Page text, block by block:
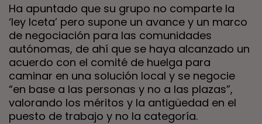
Ha apuntado que su grupo no comparte la
‘ley Iceta’ pero supone un avance y un marco
de negociación para las comunidades
autónomas, de ahí que se haya alcanzado un
acuerdo con el comité de huelga para
caminar en una solución local y se negocie
“en base a las personas y no a las plazas”,
valorando los méritos y la antigüedad en el
puesto de trabajo y no la categoría.